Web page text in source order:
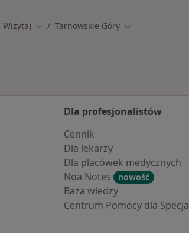
Wizyta) Zmień miasto
Tarnowskie Góry Zmień miasto
Dla profesjonalistów
Cennik
Dla lekarzy
Dla placówek medycznych
Noa Notes
nowość
Baza wiedzy
Centrum Pomocy dla